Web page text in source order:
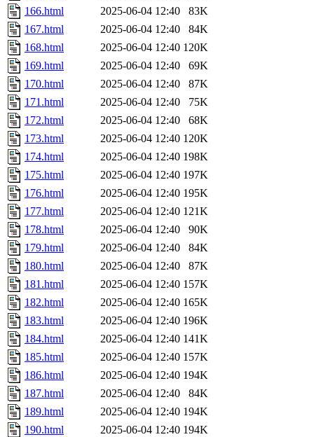
166.html
2025-06-04 12:40
83K
167.html
2025-06-04 12:40
84K
168.html
2025-06-04 12:40 120K
169.html
2025-06-04 12:40
69K
170.html
2025-06-04 12:40
87K
171.html
2025-06-04 12:40
75K
172.html
2025-06-04 12:40
68K
173.html
2025-06-04 12:40 120K
174.html
2025-06-04 12:40 198K
175.html
2025-06-04 12:40 197K
176.html
2025-06-04 12:40 195K
177.html
2025-06-04 12:40 121K
178.html
2025-06-04 12:40
90K
179.html
2025-06-04 12:40
84K
180.html
2025-06-04 12:40
87K
181.html
2025-06-04 12:40 157K
182.html
2025-06-04 12:40 165K
183.html
2025-06-04 12:40 196K
184.html
2025-06-04 12:40 141K
185.html
2025-06-04 12:40 157K
186.html
2025-06-04 12:40 194K
187.html
2025-06-04 12:40
84K
189.html
2025-06-04 12:40 194K
190.html
2025-06-04 12:40 194K